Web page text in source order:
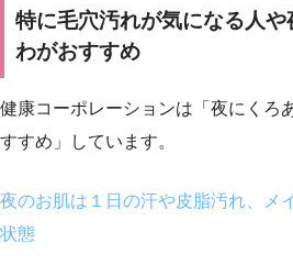
特に毛穴汚れが気になる人
わがおすすめ
健康コーポレーションは「夜にくろ
すすめ」しています。
夜のお肌は１日の汗や皮脂汚れ、メ
状態